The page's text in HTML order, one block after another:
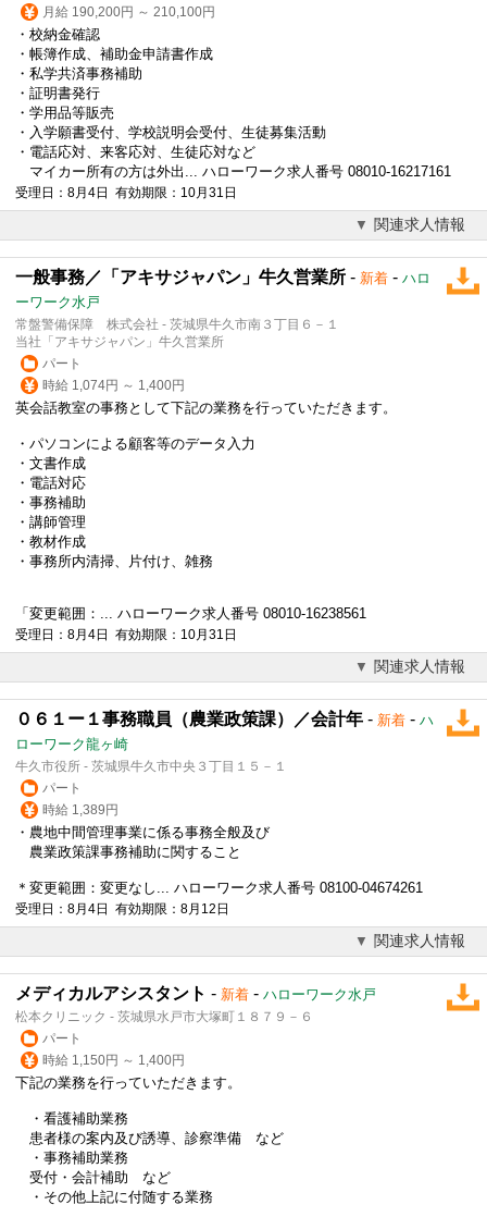
月給 190,200円 ～ 210,100円
・校納金確認
・帳簿作成、補助金申請書作成
・私学共済事務補助
・証明書発行
・学用品等販売
・入学願書受付、学校説明会受付、生徒募集活動
・電話応対、来客応対、生徒応対など
マイカー所有の方は外出... ハローワーク求人番号 08010-16217161
受理日：8月4日 有効期限：10月31日
関連求人情報
一般事務／「アキサジャパン」牛久営業所 - 新着 - ハロ
ーワーク水戸
常盤警備保障 株式会社 - 茨城県牛久市南３丁目６－１
当社「アキサジャパン」牛久営業所
パート
時給 1,074円 ～ 1,400円
英会話教室の事務として下記の業務を行っていただきます。
・パソコンによる顧客等のデータ入力
・文書作成
・電話対応
・ 事務補助
・講師管理
・教材作成
・事務所内清掃、片付け、雑務
「変更範囲：... ハローワーク求人番号 08010-16238561
受理日：8月4日 有効期限：10月31日
関連求人情報
０６１ー１事務職員（農業政策課）／会計年 - 新着 - ハ
ローワーク龍ヶ崎
牛久市役所 - 茨城県牛久市中央３丁目１５－１
パート
時給 1,389円
・農地中間管理事業に係る事務全般及び
農業政策課事務補助に関すること
＊変更範囲：変更なし... ハローワーク求人番号 08100-04674261
受理日：8月4日 有効期限：8月12日
関連求人情報
メディカルアシスタント - 新着 - ハローワーク水戸
松本クリニック - 茨城県水戸市大塚町１８７９－６
パート
時給 1,150円 ～ 1,400円
下記の業務を行っていただきます。
・看護補助業務
患者様の案内及び誘導、診察準備 など
・ 事務補助業務
受付・会計補助 など
・その他上記に付随する業務